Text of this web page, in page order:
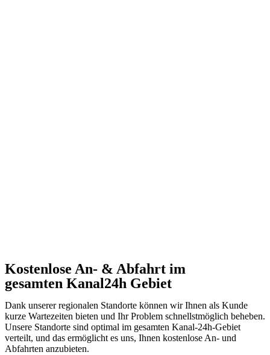
Kostenlose An- & Abfahrt im
gesamten Kanal24h Gebiet
Dank unserer regionalen Standorte können wir Ihnen als Kunde
kurze Wartezeiten bieten und Ihr Problem schnellstmöglich beheben.
Unsere Standorte sind optimal im gesamten Kanal-24h-Gebiet
verteilt, und das ermöglicht es uns, Ihnen kostenlose An- und
Abfahrten anzubieten.